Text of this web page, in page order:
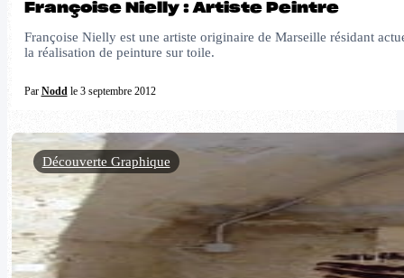
Françoise Nielly : Artiste Peintre
Françoise Nielly est une artiste originaire de Marseille résidant
la réalisation de peinture sur toile.
Par Noddle 3 septembre 2012
Découverte Graphique